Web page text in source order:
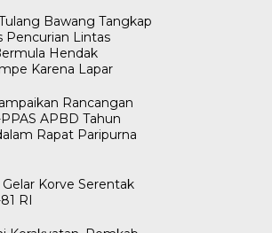
Bawang Tangkap
Pencurian Lintas
Hendak
Karena Lapar
Rancangan
APBD Tahun
Rapat Paripurna
Korve Serentak
RI